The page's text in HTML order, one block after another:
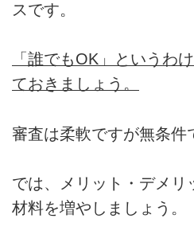
スです。
「誰でもOK」というわ
ておきましょう。
審査は柔軟ですが無条件
では、メリット・デメリ
材料を増やしましょう。